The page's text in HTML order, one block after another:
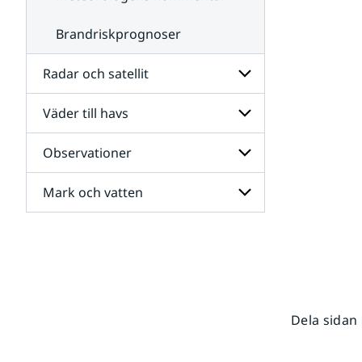
Brandriskprognoser
Radar och satellit
Undersidor
för
Radar
och
satellit
Väder till havs
Undersidor
för
Väder
till
havs
Observationer
Undersidor
för
Mark och vatten
Dela sidan